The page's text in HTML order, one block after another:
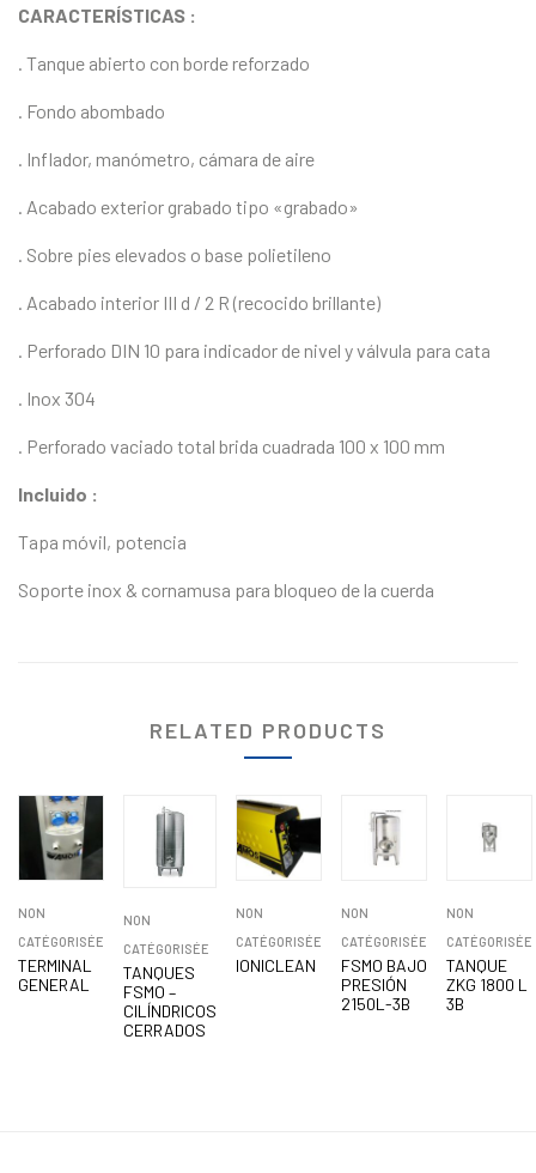
CARACTERÍSTICAS :
. Tanque abierto con borde reforzado
. Fondo abombado
. Inflador, manómetro, cámara de aire
. Acabado exterior grabado tipo «grabado»
. Sobre pies elevados o base polietileno
. Acabado interior III d / 2 R (recocido brillante)
. Perforado DIN 10 para indicador de nivel y válvula para cata
. Inox 304
. Perforado vaciado total brida cuadrada 100 x 100 mm
Incluido :
Tapa móvil, potencia
Soporte inox & cornamusa para bloqueo de la cuerda
RELATED PRODUCTS
NON
CATÉGORISÉE
TERMINAL
GENERAL
NON
CATÉGORISÉE
TANQUES
FSMO –
CILÍNDRICOS
CERRADOS
NON
CATÉGORISÉE
IONICLEAN
NON
CATÉGORISÉE
FSMO BAJO
PRESIÓN
2150L-3B
NON
CATÉGORISÉE
TANQUE
ZKG 1800 L
3B